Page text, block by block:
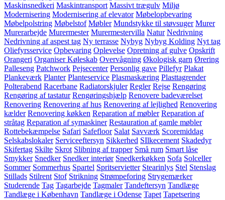
Maskinsnedkeri Maskintransport Massivt trægulv Miljø
Modernisering Modernisering af elevator Møbelopbevaring
Møbelpolstring Møbelstof Møbler Mundstykke til støvsuger Murer
Murerarbejde Murermester Murermestervilla Natur Nedrivning
Nedrivning af aspest tag Ny terrasse Nybyg Nybyg Kolding Nyt tag
Oliefyrsservice Opbevaring Oplevelse Opretning af gulve Opskrift
Orangeri Organiser Køleskab Overvågning Økologisk garn Ørering
Palleseng Patchwork Pejsecenter Personlig gave Pillefyr Plakat
Plankeværk Planter Planteservice Plasmaskæring Plasttagrender
Polterabend Racerbane Radiatorskjuler Regler Rejse Rengøring
Rengøring af tastatur Rengøringshjælp Renovere badeværelset
Renovering Renovering af hus Renovering af lejlighed Renovering
kælder Renovering køkken Reparation af møbler Reparation af
stråtag Reparation af symaskiner Restauration af gamle møbler
Rottebekæmpelse Safari Safefloor Salat Savværk Scoremiddag
Selskabslokaler Serviceeftersyn Sikkerhed SIlkecement Skadedyr
Skifertag Skilte Skrot Slibning af trapper Små rum Smart låse
Smykker Snedker Snedker interiør Snedkerkøkken Sofa Solceller
Sommer Sommerhus Spartel Spritservietter Stearinlys Stel Stenslag
Stillads Stilrent Stof Strikning Strømpeforing Strygemærker
Studerende Tag Tagarbejde Tagmaler Tandeftersyn Tandlæge
Tandlæge i København Tandlæge i Odense Tapet Tapetsering